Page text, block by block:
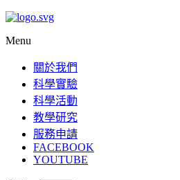
Menu
關於我們
科學實驗
科學活動
教學研究
服務申請
FACEBOOK
YOUTUBE